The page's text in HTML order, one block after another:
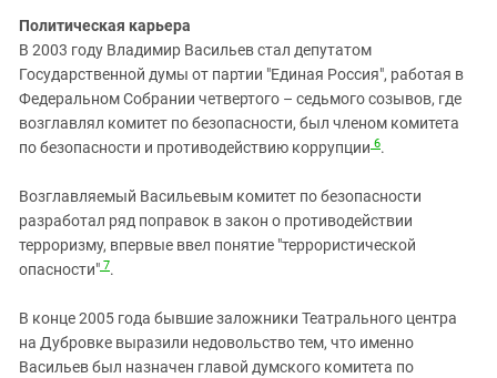
Политическая карьера
В 2003 году Владимир Васильев стал депутатом
Государственной думы от партии "Единая Россия", работая в
Федеральном Собрании четвертого – седьмого созывов, где
возглавлял комитет по безопасности, был членом комитета
по безопасности и противодействию коррупции 6.
Возглавляемый Васильевым комитет по безопасности
разработал ряд поправок в закон о противодействии
терроризму, впервые ввел понятие "террористической
опасности" 7.
В конце 2005 года бывшие заложники Театрального центра
на Дубровке выразили недовольство тем, что именно
Васильев был назначен главой думского комитета по